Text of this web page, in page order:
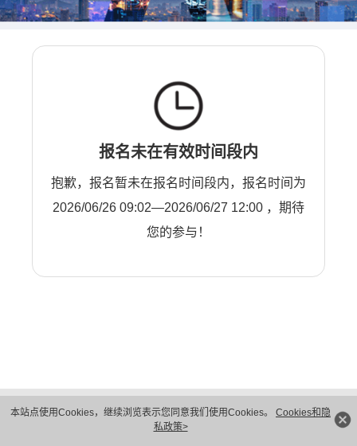
本站点使用Cookies，继续浏览表示您同意我们使用Cookies。 Cookies和隐
私政策>
报名未在有效时间段内
抱歉，报名暂未在报名时间段内，报名时间为
2026/06/26 09:02—2026/06/27 12:00 ，期待
您的参与！
隐私保护
法律声明